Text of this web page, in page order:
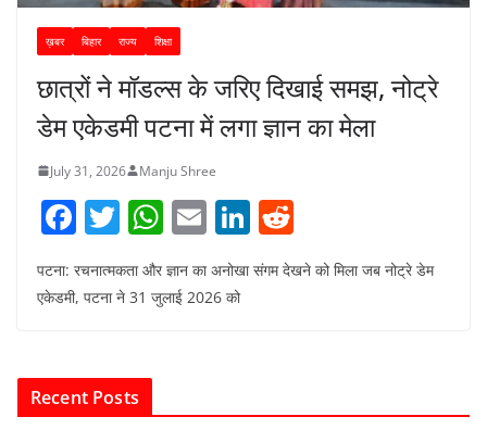
ख़बर बिहार राज्य शिक्षा
छात्रों ने मॉडल्स के जरिए दिखाई समझ, नोट्रे
डेम एकेडमी पटना में लगा ज्ञान का मेला
July 31, 2026 Manju Shree
F
c
o
o
T
itt
W
at
p
E
m
ai
Li
n
k
e
d
पटना: रचनात्मकता और ज्ञान का अनोखा संगम देखने को मिला जब नोट्रे डेम
एकेडमी, पटना ने 31 जुलाई 2026 को
Recent Posts